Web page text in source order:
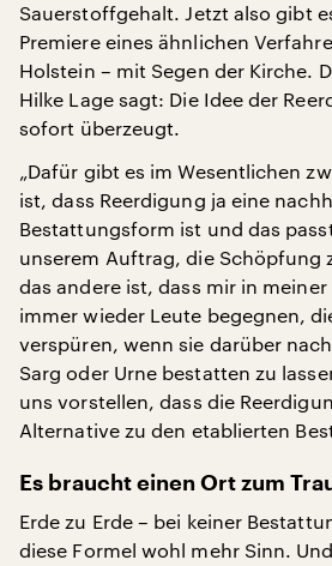
Sauerstoffgehalt. Jetzt also gibt
Premiere eines ähnlichen
Holstein – mit Segen der Kirche.
Hilke Lage sagt: Die Idee der
sofort überzeugt.
„Dafür gibt es im Wesentlichen
ist, dass Reerdigung ja eine
Bestattungsform ist und das
unserem Auftrag, die Schöpfung
das andere ist, dass mir in
immer wieder Leute begegnen,
verspüren, wenn sie darüber
Sarg oder Urne bestatten zu
uns vorstellen, dass die
Alternative zu den etablierten
Es braucht einen Ort zum
Erde zu Erde – bei keiner
diese Formel wohl mehr Sinn.